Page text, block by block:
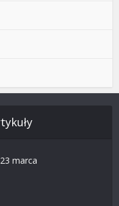
marca